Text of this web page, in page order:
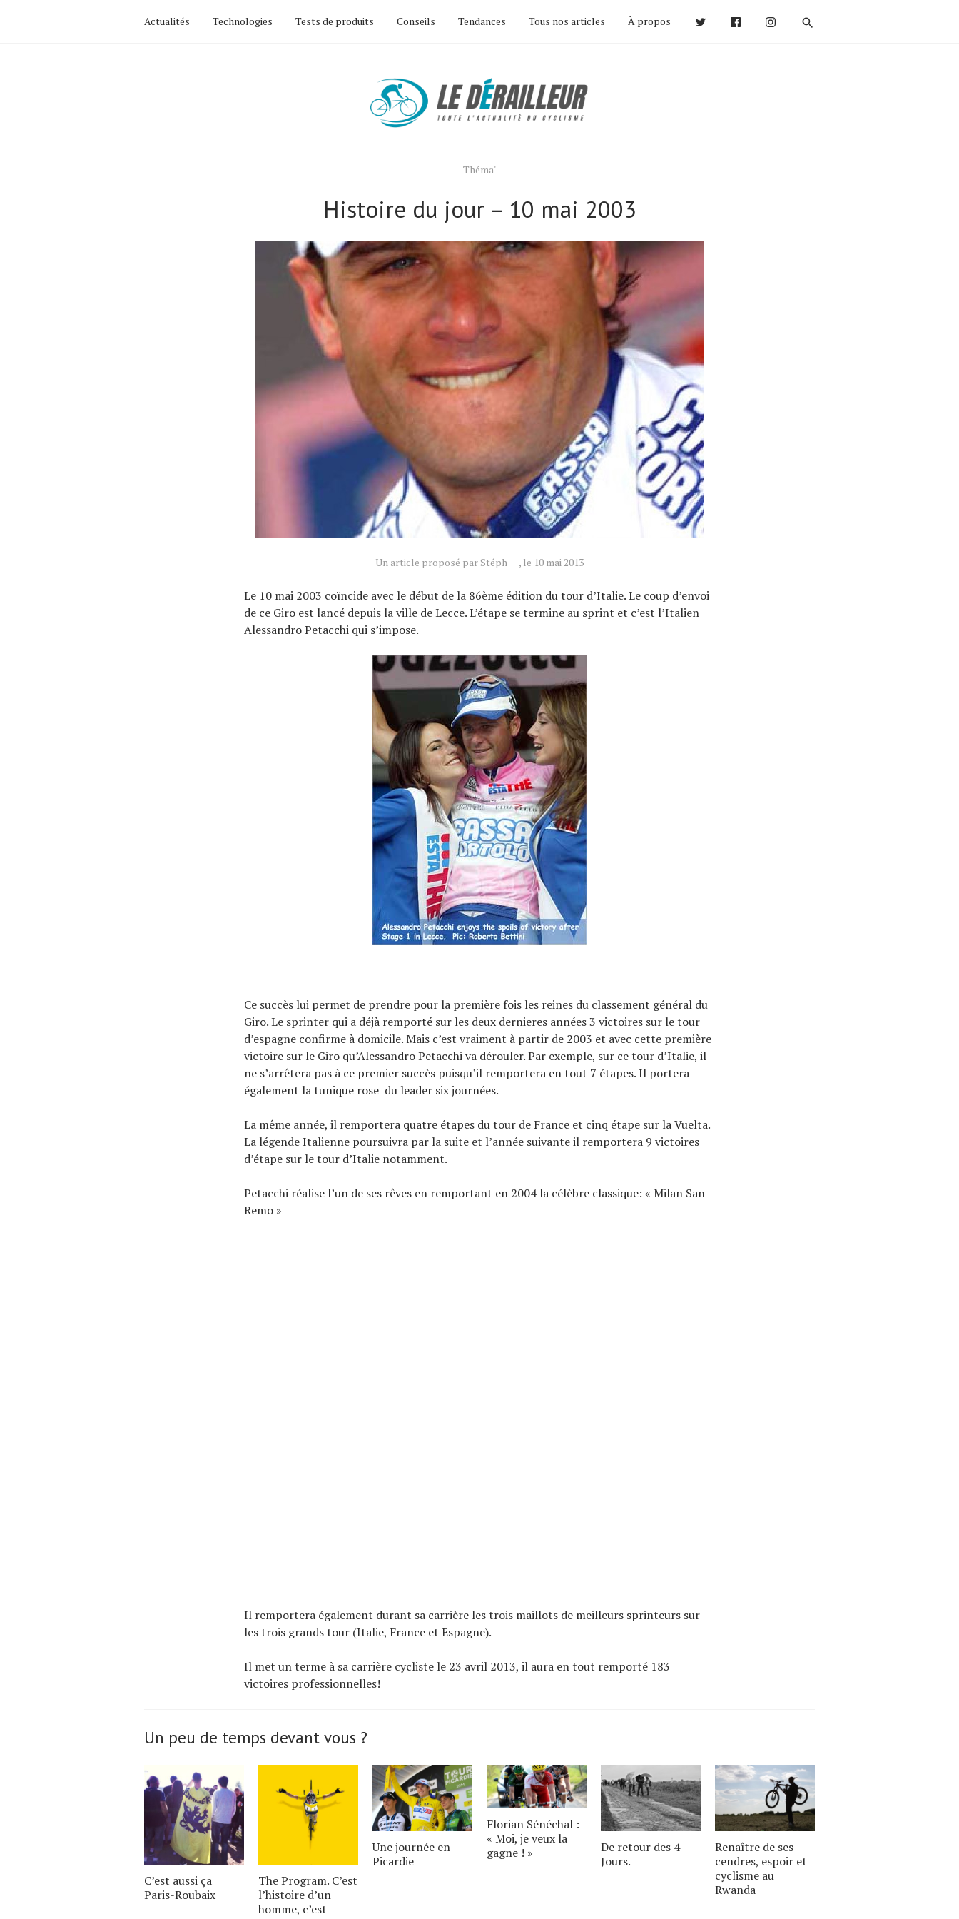
Actualités Technologies Tests de produits Conseils Tendances Tous nos articles À propos
Théma'
Histoire du jour – 10 mai 2003
Un article proposé par Stéph , le 10 mai 2013
Le 10 mai 2003 coïncide avec le début de la 86ème édition du tour d’Italie. Le coup d’envoi
de ce Giro est lancé depuis la ville de Lecce. L’étape se termine au sprint et c’est l’Italien
Alessandro Petacchi qui s’impose.
Ce succès lui permet de prendre pour la première fois les reines du classement général du
Giro. Le sprinter qui a déjà remporté sur les deux dernieres années 3 victoires sur le tour
d’espagne confirme à domicile. Mais c’est vraiment à partir de 2003 et avec cette première
victoire sur le Giro qu’Alessandro Petacchi va dérouler. Par exemple, sur ce tour d’Italie, il
ne s’arrêtera pas à ce premier succès puisqu’il remportera en tout 7 étapes. Il portera
également la tunique rose du leader six journées.
La même année, il remportera quatre étapes du tour de France et cinq étape sur la Vuelta.
La légende Italienne poursuivra par la suite et l’année suivante il remportera 9 victoires
d’étape sur le tour d’Italie notamment.
Petacchi réalise l’un de ses rêves en remportant en 2004 la célèbre classique: « Milan San
Remo »
Il remportera également durant sa carrière les trois maillots de meilleurs sprinteurs sur
les trois grands tour (Italie, France et Espagne).
Il met un terme à sa carrière cycliste le 23 avril 2013, il aura en tout remporté 183
victoires professionnelles!
Un peu de temps devant vous ?
C’est aussi ça
Paris-Roubaix
The Program. C’est
l’histoire d’un
homme, c’est
Une journée en
Picardie
Florian Sénéchal :
« Moi, je veux la
gagne ! »
De retour des 4
Jours.
Renaître de ses
cendres, espoir et
cyclisme au
Rwanda